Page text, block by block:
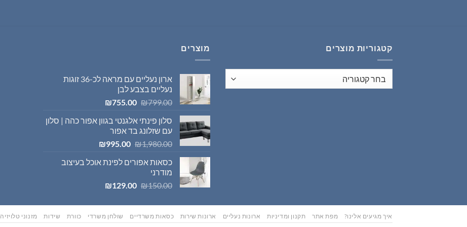
קטגוריות מוצרים
מוצרים
ארון נעליים עם מראה לכ-36 זוגות
נעליים בצבע לבן
₪799.00
המחיר
היה:
₪799.00.
₪755.00
המחיר
הוא:
סלון פינתי אלגנטי בגוון אפור כהה | סלון
עם שזלונג בד אפור
₪1,980.00
המחיר
היה:
₪995.00
המחיר
הוא:
כסאות אפורים לפינת אוכל בעיצוב
מודרני
₪150.00
המחיר
היה:
₪150.00.
₪129.00
המחיר
הוא:
₪129.00.
איך מגיעים אלינו? מפת אתר תקנון ומדיניות ארונות נעליים ארונות שירות כסאות משרדיים שולחן משרדי כוורת שידות מזנוני טלויזיה